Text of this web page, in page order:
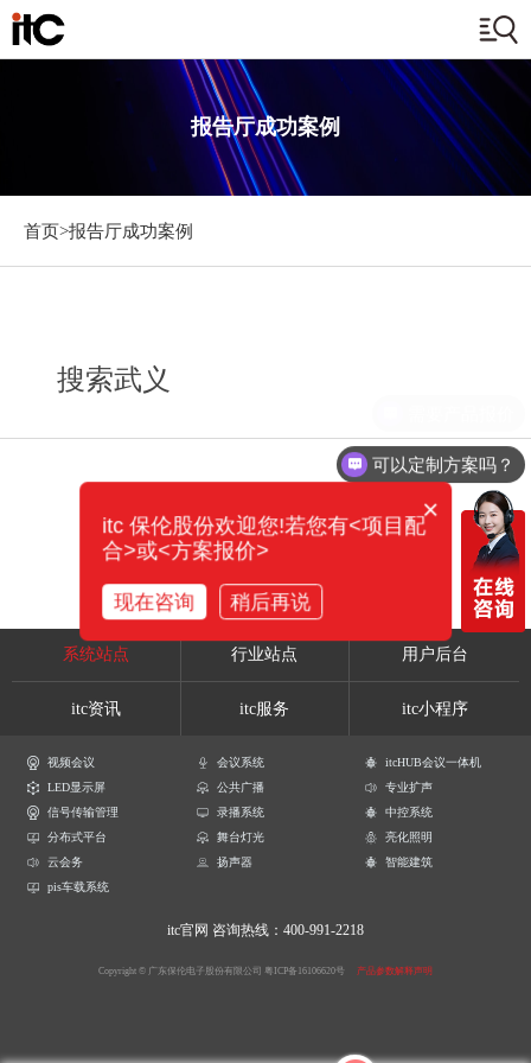
报告厅成功案例
首页>报告厅成功案例
搜索武义
系统站点 行业站点 用户后台
itc资讯 itc服务 itc小程序
视频会议 会议系统
itcHUB会议一体机
LED显示屏
公共广播
专业扩声
信号传输管理
录播系统
中控系统
分布式平台
舞台灯光
亮化照明
云会务
扬声器
智能建筑
pis车载系统
itc官网 咨询热线：400-991-2218
Copyright © 广东保伦电子股份有限公司 粤ICP备16106620号 产品参数解释声明
可以定制方案吗？
×
itc 保伦股份欢迎您!若您有<项目配
合>或<方案报价>
现在咨询 稍后再说